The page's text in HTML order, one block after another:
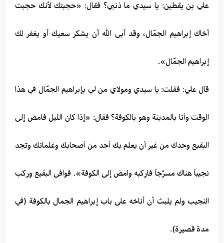
علي بن يقطين: يا سيدي ما ذنبي؟ فقال: «حجبتك لأنك حجبت
أخاك إبراهيم الجمّال، وقد أبى الله أن يشكر سعيك أو يغفر لك
إبراهيم الجمّال».
قال علي: فقلت: يا سيدي ومولاي من لي بإبراهيم الجمّال في هذا
الوقت وأنا بالمدينة وهو بالكوفة؟ فقال: «إذا كان الليل فامض إلى
البقيع وحدك من غير أن يعلم بك أحد من أصحابك وغلمانك وتجد
نجيباً هناك مسرّجاً فاركبه وامض إلى الكوفة». فوافى البقيع وركب
النجيب ولم يلبث أن أناخه على باب إبراهيم الجمال بالكوفة (في
مدة قصيرة).